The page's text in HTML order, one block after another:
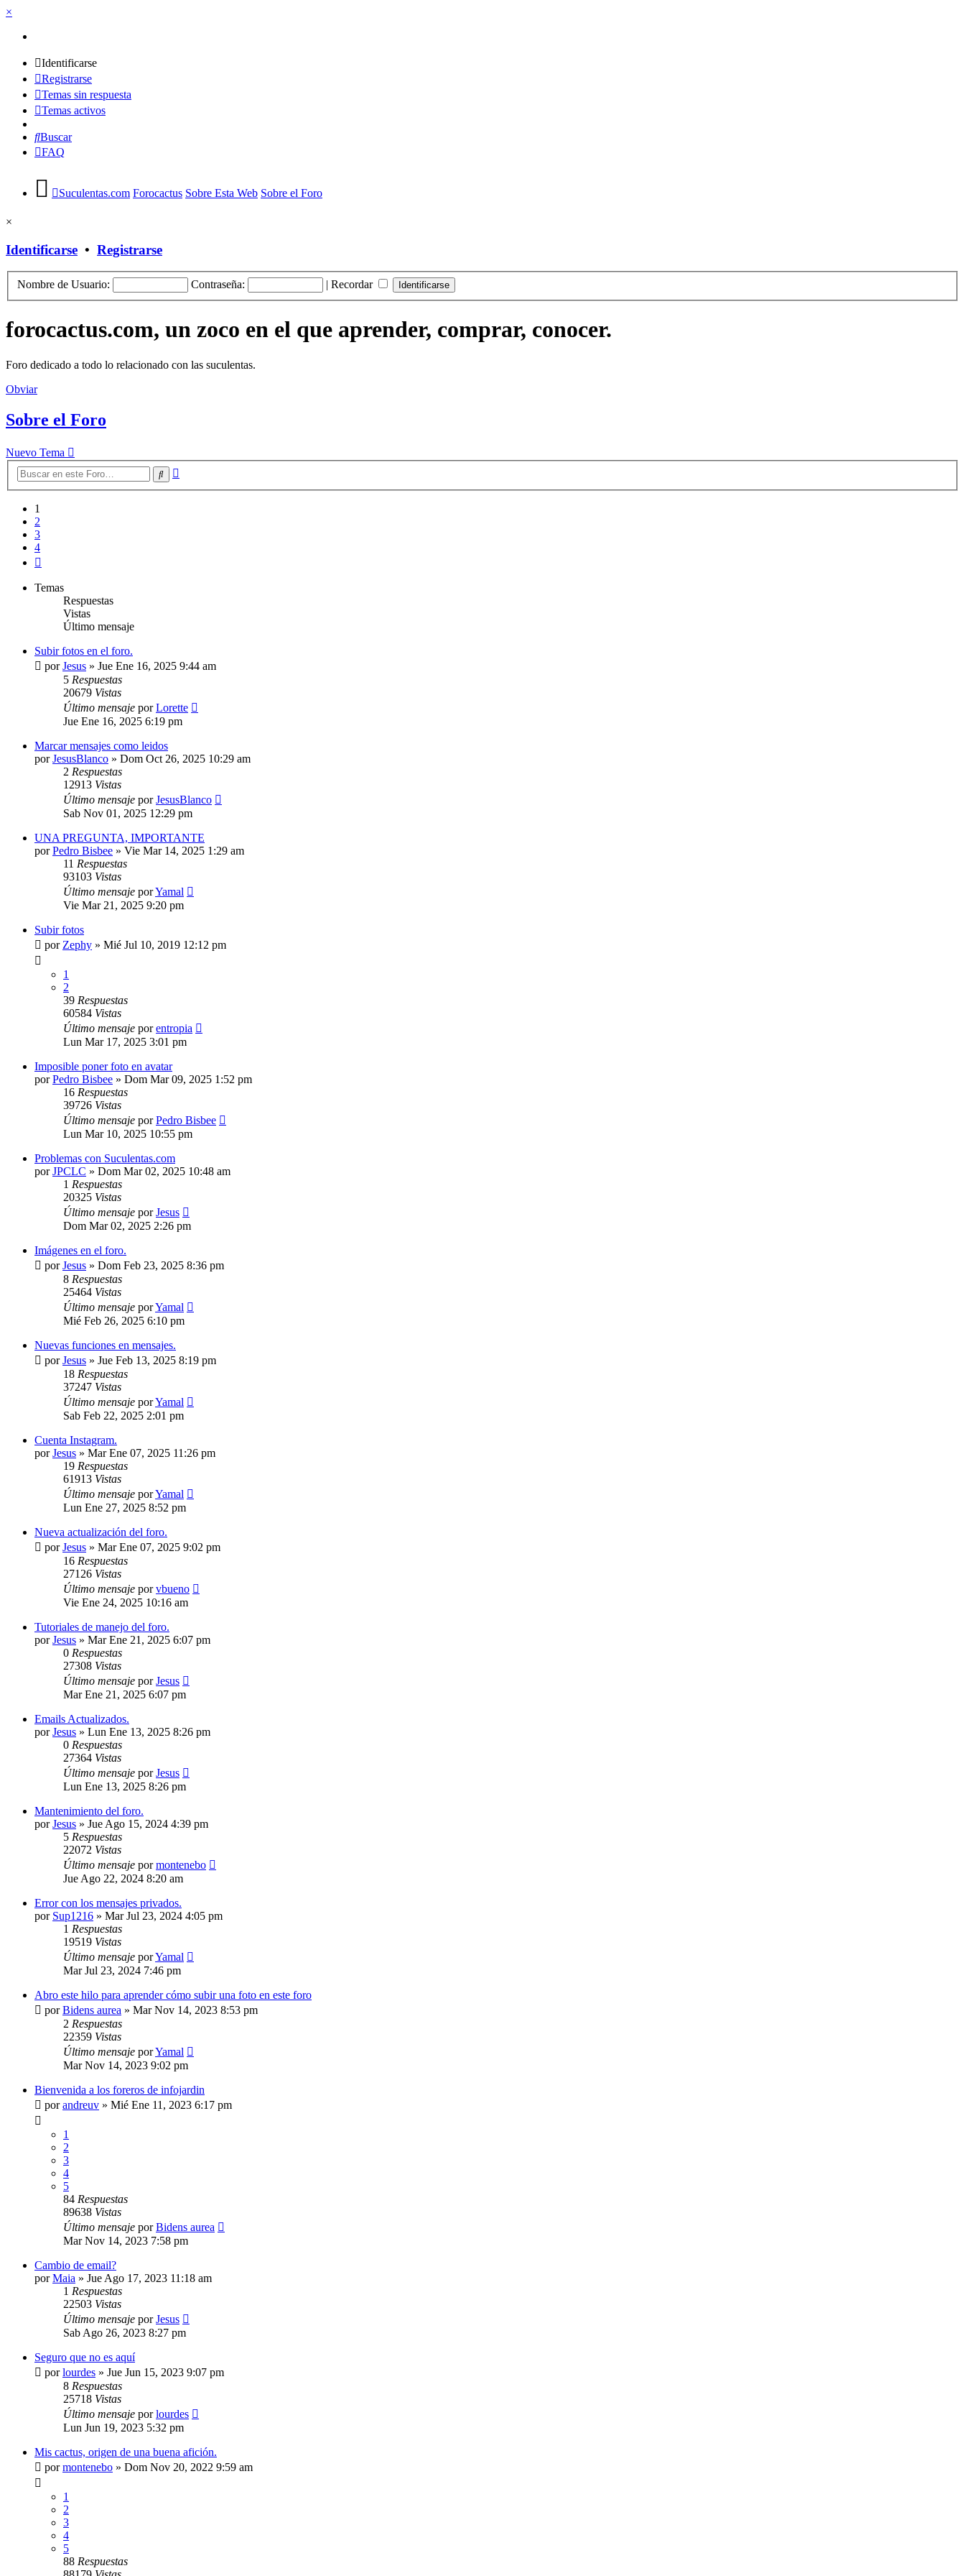
×
Identificarse
Registrarse
Temas sin respuesta
Temas activos
Buscar
FAQ
Suculentas.com Forocactus Sobre Esta Web Sobre el Foro
×
Identificarse • Registrarse
Nombre de Usuario: Contraseña: | Recordar
forocactus.com, un zoco en el que aprender, comprar, conocer.
Foro dedicado a todo lo relacionado con las suculentas.
Obviar
Sobre el Foro
Nuevo Tema
Buscar
1
2
3
4
Temas
Respuestas
Vistas
Último mensaje
Subir fotos en el foro.
porJesus » Jue Ene 16, 2025 9:44 am
5 Respuestas
20679 Vistas
Último mensaje porLorette
Jue Ene 16, 2025 6:19 pm
Marcar mensajes como leidos
porJesusBlanco » Dom Oct 26, 2025 10:29 am
2 Respuestas
12913 Vistas
Último mensaje porJesusBlanco
Sab Nov 01, 2025 12:29 pm
UNA PREGUNTA, IMPORTANTE
porPedro Bisbee » Vie Mar 14, 2025 1:29 am
11 Respuestas
93103 Vistas
Último mensaje porYamal
Vie Mar 21, 2025 9:20 pm
Subir fotos
por Zephy » Mié Jul 10, 2019 12:12 pm
1
2
39 Respuestas
60584 Vistas
Último mensaje porentropia
Lun Mar 17, 2025 3:01 pm
Imposible poner foto en avatar
porPedro Bisbee » Dom Mar 09, 2025 1:52 pm
16 Respuestas
39726 Vistas
Último mensaje porPedro Bisbee
Lun Mar 10, 2025 10:55 pm
Problemas con Suculentas.com
porJPCLC » Dom Mar 02, 2025 10:48 am
1 Respuestas
20325 Vistas
Último mensaje porJesus
Dom Mar 02, 2025 2:26 pm
Imágenes en el foro.
porJesus » Dom Feb 23, 2025 8:36 pm
8 Respuestas
25464 Vistas
Último mensaje porYamal
Mié Feb 26, 2025 6:10 pm
Nuevas funciones en mensajes.
porJesus » Jue Feb 13, 2025 8:19 pm
18 Respuestas
37247 Vistas
Último mensaje porYamal
Sab Feb 22, 2025 2:01 pm
Cuenta Instagram.
porJesus » Mar Ene 07, 2025 11:26 pm
19 Respuestas
61913 Vistas
Último mensaje porYamal
Lun Ene 27, 2025 8:52 pm
Nueva actualización del foro.
porJesus » Mar Ene 07, 2025 9:02 pm
16 Respuestas
27126 Vistas
Último mensaje porvbueno
Vie Ene 24, 2025 10:16 am
Tutoriales de manejo del foro.
porJesus » Mar Ene 21, 2025 6:07 pm
0 Respuestas
27308 Vistas
Último mensaje porJesus
Mar Ene 21, 2025 6:07 pm
Emails Actualizados.
porJesus » Lun Ene 13, 2025 8:26 pm
0 Respuestas
27364 Vistas
Último mensaje porJesus
Lun Ene 13, 2025 8:26 pm
Mantenimiento del foro.
porJesus » Jue Ago 15, 2024 4:39 pm
5 Respuestas
22072 Vistas
Último mensaje pormontenebo
Jue Ago 22, 2024 8:20 am
Error con los mensajes privados.
por Sup1216 » Mar Jul 23, 2024 4:05 pm
1 Respuestas
19519 Vistas
Último mensaje porYamal
Mar Jul 23, 2024 7:46 pm
Abro este hilo para aprender cómo subir una foto en este foro
porBidens aurea » Mar Nov 14, 2023 8:53 pm
2 Respuestas
22359 Vistas
Último mensaje porYamal
Mar Nov 14, 2023 9:02 pm
Bienvenida a los foreros de infojardin
porandreuv » Mié Ene 11, 2023 6:17 pm
1
2
3
4
5
84 Respuestas
89638 Vistas
Último mensaje porBidens aurea
Mar Nov 14, 2023 7:58 pm
Cambio de email?
porMaia » Jue Ago 17, 2023 11:18 am
1 Respuestas
22503 Vistas
Último mensaje porJesus
Sab Ago 26, 2023 8:27 pm
Seguro que no es aquí
porlourdes » Jue Jun 15, 2023 9:07 pm
8 Respuestas
25718 Vistas
Último mensaje porlourdes
Lun Jun 19, 2023 5:32 pm
Mis cactus, origen de una buena afición.
pormontenebo » Dom Nov 20, 2022 9:59 am
1
2
3
4
5
88 Respuestas